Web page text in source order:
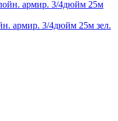
армир. 3/4дюйм 25м зел.